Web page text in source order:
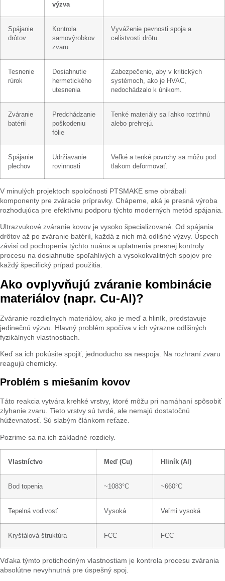
výzva
Spájanie
drôtov
Kontrola
samovýrobkov
zvaru
Vyváženie pevnosti spoja a
celistvosti drôtu.
Tesnenie
rúrok
Dosiahnutie
hermetického
utesnenia
Zabezpečenie, aby v kritických
systémoch, ako je HVAC,
nedochádzalo k únikom.
Zváranie
batérií
Predchádzanie
poškodeniu
fólie
Tenké materiály sa ľahko roztrhnú
alebo prehrejú.
Spájanie
plechov
Udržiavanie
rovinnosti
Veľké a tenké povrchy sa môžu pod
tlakom deformovať.
V minulých projektoch spoločnosti PTSMAKE sme obrábali
komponenty pre zváracie prípravky. Chápeme, aká je presná výroba
rozhodujúca pre efektívnu podporu týchto moderných metód spájania.
Ultrazvukové zváranie kovov je vysoko špecializované. Od spájania
drôtov až po zváranie batérií, každá z nich má odlišné výzvy. Úspech
závisí od pochopenia týchto nuáns a uplatnenia presnej kontroly
procesu na dosiahnutie spoľahlivých a vysokokvalitných spojov pre
každý špecifický prípad použitia.
Ako ovplyvňujú zváranie kombinácie
materiálov (napr. Cu-Al)?
Zváranie rozdielnych materiálov, ako je meď a hliník, predstavuje
jedinečnú výzvu. Hlavný problém spočíva v ich výrazne odlišných
fyzikálnych vlastnostiach.
Keď sa ich pokúsite spojiť, jednoducho sa nespoja. Na rozhraní zvaru
reagujú chemicky.
Problém s miešaním kovov
Táto reakcia vytvára krehké vrstvy, ktoré môžu pri namáhaní spôsobiť
zlyhanie zvaru. Tieto vrstvy sú tvrdé, ale nemajú dostatočnú
húževnatosť. Sú slabým článkom reťaze.
Pozrime sa na ich základné rozdiely.
Vlastníctvo Meď (Cu) Hliník (Al)
Bod topenia ~1083°C ~660°C
Tepelná vodivosť Vysoká Veľmi vysoká
Kryštálová štruktúra FCC FCC
Vďaka týmto protichodným vlastnostiam je kontrola procesu zvárania
absolútne nevyhnutná pre úspešný spoj.